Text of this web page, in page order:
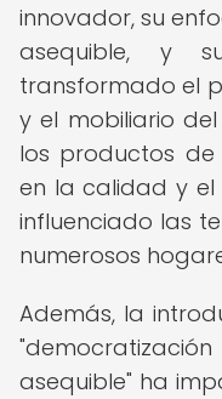
innovador, su
asequible, y
transformado el
y el mobiliario
los productos de
en la calidad y el
influenciado las
numerosos
Además, la
asequible" ha